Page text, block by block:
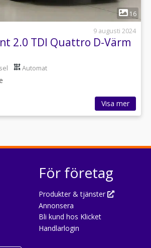
1
16
9 augusti 2024
2.0 TDI Quattro D-Värm
Automat
Visa mer
För företag
Produkter & tjänster
Annonsera
Bli kund hos Klicket
Handlarlogin